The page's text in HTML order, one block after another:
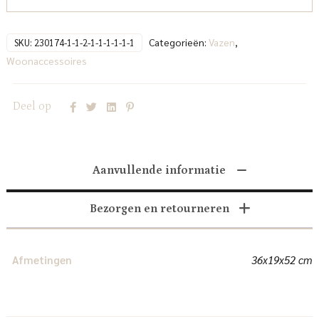
SKU: 230174-1-1-2-1-1-1-1-1-1 Categorieën: Vazen
Woonaccessoires
Deel op
Aanvullende informatie
Bezorgen en retourneren
Afmetingen 36x19x52 cm